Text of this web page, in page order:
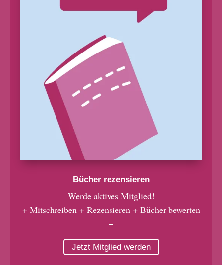
Bücher rezensieren
Werde aktives Mitglied!
+ Mitschreiben + Rezensieren + Bücher bewerten
+
Jetzt Mitglied werden